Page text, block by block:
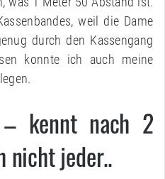
weil die Dame
durch den Kassengang
konnte ich auch meine
– kennt nach 2
nicht jeder..